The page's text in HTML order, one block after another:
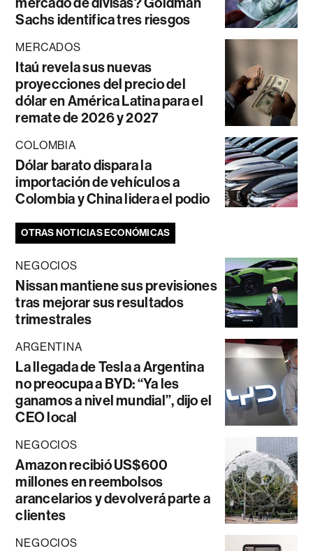
Sachs identifica tres riesgos
MERCADOS
Itaú revela sus nuevas
proyecciones del precio del
dólar en América Latina para el
remate de 2026 y 2027
COLOMBIA
Dólar barato dispara la
importación de vehículos a
Colombia y China lidera el podio
OTRAS NOTICIAS ECONÓMICAS
NEGOCIOS
Nissan mantiene sus previsiones
tras mejorar sus resultados
trimestrales
ARGENTINA
La llegada de Tesla a Argentina
no preocupa a BYD: “Ya les
ganamos a nivel mundial”, dijo el
CEO local
NEGOCIOS
Amazon recibió US$600
millones en reembolsos
arancelarios y devolverá parte a
clientes
NEGOCIOS